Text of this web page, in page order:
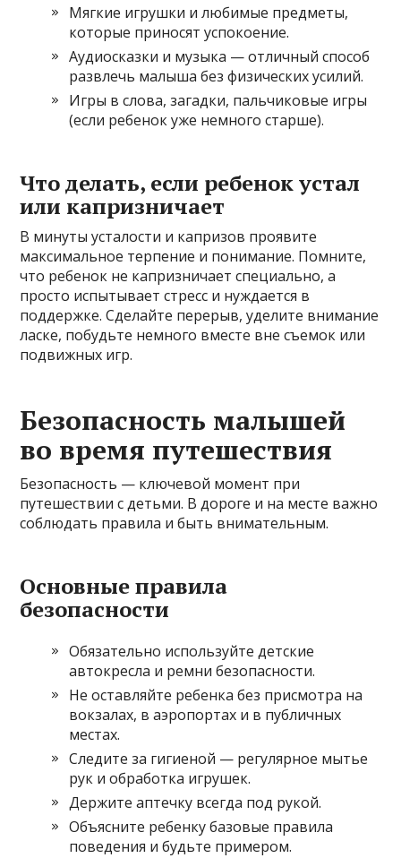
Мягкие игрушки и любимые предметы,
которые приносят успокоение.
Аудиосказки и музыка — отличный способ
развлечь малыша без физических усилий.
Игры в слова, загадки, пальчиковые игры
(если ребенок уже немного старше).
Что делать, если ребенок устал
или капризничает
В минуты усталости и капризов проявите
максимальное терпение и понимание. Помните,
что ребенок не капризничает специально, а
просто испытывает стресс и нуждается в
поддержке. Сделайте перерыв, уделите внимание
ласке, побудьте немного вместе вне съемок или
подвижных игр.
Безопасность малышей
во время путешествия
Безопасность — ключевой момент при
путешествии с детьми. В дороге и на месте важно
соблюдать правила и быть внимательным.
Основные правила
безопасности
Обязательно используйте детские
автокресла и ремни безопасности.
Не оставляйте ребенка без присмотра на
вокзалах, в аэропортах и в публичных
местах.
Следите за гигиеной — регулярное мытье
рук и обработка игрушек.
Держите аптечку всегда под рукой.
Объясните ребенку базовые правила
поведения и будьте примером.